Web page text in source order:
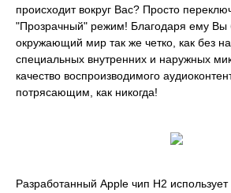
происходит вокруг Вас? Просто
"Прозрачный" режим! Благодаря ему Вы
окружающий мир так же четко, как без
специальных внутренних и наружных
качество воспроизводимого
потрясающим, как никогда!
Разработанный Apple чип H2 использует